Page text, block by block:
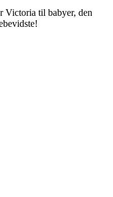
Victoria til babyer, den